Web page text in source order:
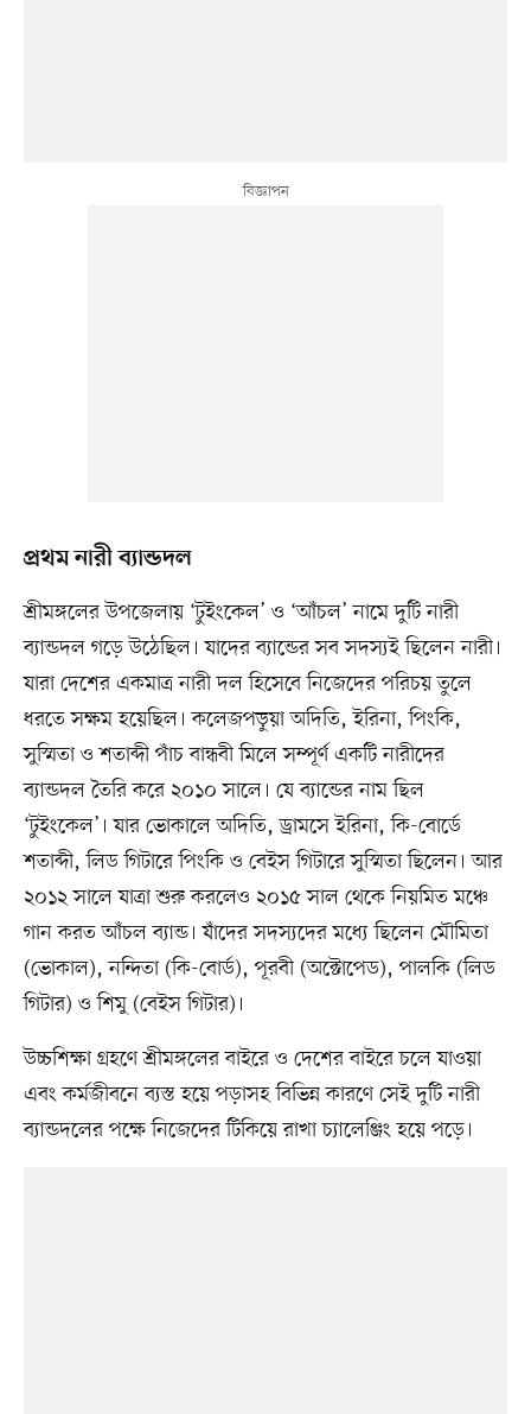
প্রথম নারী ব্যান্ডদল
শ্রীমঙ্গলের উপজেলায় ‘টুইংকেল’ ও ‘আঁচল’ নামে দুটি নারী
ব্যান্ডদল গড়ে উঠেছিল। যাদের ব্যান্ডের সব সদস্যই ছিলেন নারী।
যারা দেশের একমাত্র নারী দল হিসেবে নিজেদের পরিচয় তুলে
ধরতে সক্ষম হয়েছিল। কলেজপড়ুয়া অদিতি, ইরিনা, পিংকি,
সুস্মিতা ও শতাব্দী পাঁচ বান্ধবী মিলে সম্পূর্ণ একটি নারীদের
ব্যান্ডদল তৈরি করে ২০১০ সালে। যে ব্যান্ডের নাম ছিল
‘টুইংকেল’। যার ভোকালে অদিতি, ড্রামসে ইরিনা, কি-বোর্ডে
শতাব্দী, লিড গিটারে পিংকি ও বেইস গিটারে সুস্মিতা ছিলেন। আর
২০১২ সালে যাত্রা শুরু করলেও ২০১৫ সাল থেকে নিয়মিত মঞ্চে
গান করত আঁচল ব্যান্ড। যাঁদের সদস্যদের মধ্যে ছিলেন মৌমিতা
(ভোকাল), নন্দিতা (কি-বোর্ড), পূরবী (অক্টোপেড), পালকি (লিড
গিটার) ও শিমু (বেইস গিটার)।
উচ্চশিক্ষা গ্রহণে শ্রীমঙ্গলের বাইরে ও দেশের বাইরে চলে যাওয়া
এবং কর্মজীবনে ব্যস্ত হয়ে পড়াসহ বিভিন্ন কারণে সেই দুটি নারী
ব্যান্ডদলের পক্ষে নিজেদের টিকিয়ে রাখা চ্যালেঞ্জিং হয়ে পড়ে।